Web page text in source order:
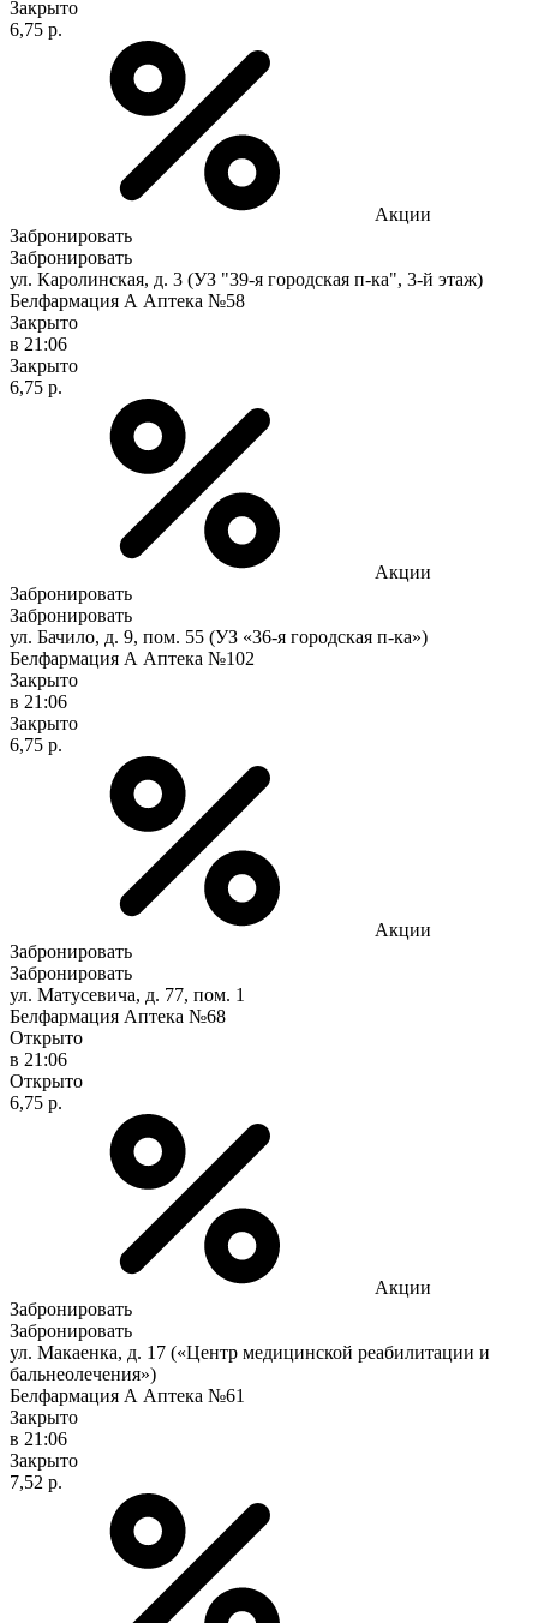
Закрыто
6,75 р.
Акции
Забронировать
Забронировать
ул. Каролинская, д. 3 (УЗ "39-я городская п-ка", 3-й этаж)
Белфармация А Аптека №58
Закрыто
в 21:06
Закрыто
6,75 р.
Акции
Забронировать
Забронировать
ул. Бачило, д. 9, пом. 55 (УЗ «36-я городская п-ка»)
Белфармация А Аптека №102
Закрыто
в 21:06
Закрыто
6,75 р.
Акции
Забронировать
Забронировать
ул. Матусевича, д. 77, пом. 1
Белфармация Аптека №68
Открыто
в 21:06
Открыто
6,75 р.
Акции
Забронировать
Забронировать
ул. Макаенка, д. 17 («Центр медицинской реабилитации и
бальнеолечения»)
Белфармация А Аптека №61
Закрыто
в 21:06
Закрыто
7,52 р.